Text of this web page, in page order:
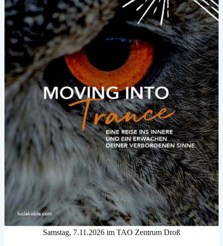
Samstag, 7.11.2026 im TAO Zentrum Droß